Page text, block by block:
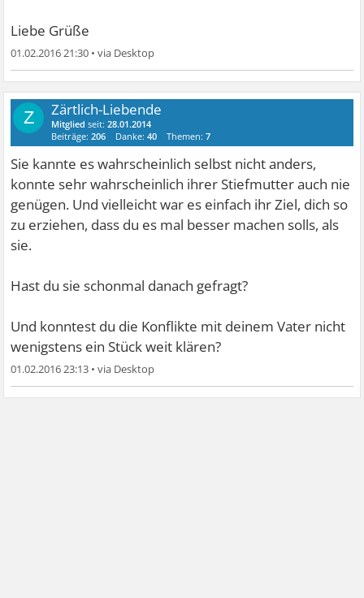
Liebe Grüße
01.02.2016 21:30 •
Z Zärtlich-Liebende
Mitglied seit:28.01.2014
Beiträge:206 Danke:40 Themen:7
Sie kannte es wahrscheinlich selbst nicht anders,
konnte sehr wahrscheinlich ihrer Stiefmutter auch nie
genügen. Und vielleicht war es einfach ihr Ziel, dich so
zu erziehen, dass du es mal besser machen solls, als
sie.
Hast du sie schonmal danach gefragt?
Und konntest du die Konflikte mit deinem Vater nicht
wenigstens ein Stück weit klären?
01.02.2016 23:13 •